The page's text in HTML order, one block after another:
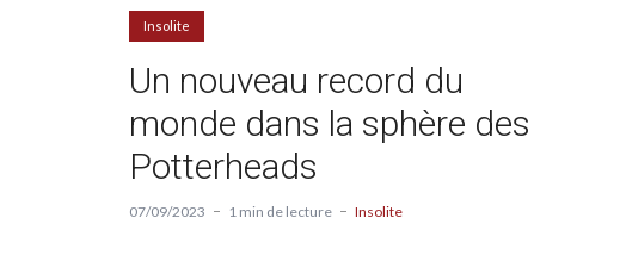
Insolite
Un nouveau record du
monde dans la sphère des
Potterheads
07/09/2023 1 min de lecture Insolite